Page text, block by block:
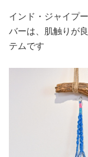
インド・ジャイプ
バーは、肌触りが
テムです